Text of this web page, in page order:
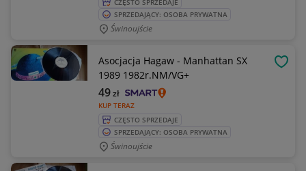
CZĘSTO SPRZEDAJE
SPRZEDAJĄCY: OSOBA PRYWATNA
Świnoujście
Asocjacja Hagaw - Manhattan SX
1989 1982r.NM/VG+
KUP TERAZ
49zł
CZĘSTO SPRZEDAJE
SPRZEDAJĄCY: OSOBA PRYWATNA
Świnoujście